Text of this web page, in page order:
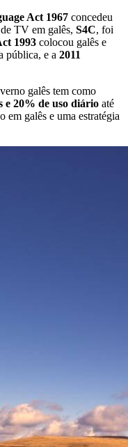
Act 1967 concedeu
TV em galês, S4C, foi
1993 colocou galês e
pública, e a 2011
galês tem como
e 20% de uso diário até
em galês e uma estratégia